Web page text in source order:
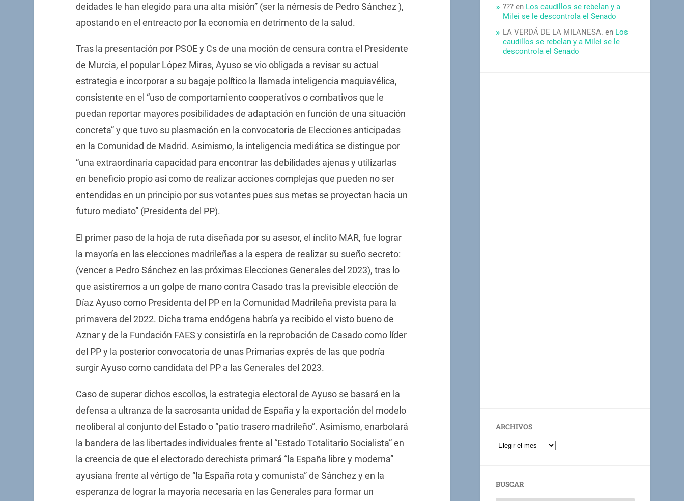
deidades le han elegido para una alta misión” (ser la némesis de Pedro Sánchez ),
apostando en el entreacto por la economía en detrimento de la salud.
Tras la presentación por PSOE y Cs de una moción de censura contra el Presidente
de Murcia, el popular López Miras, Ayuso se vio obligada a revisar su actual
estrategia e incorporar a su bagaje político la llamada inteligencia maquiavélica,
consistente en el “uso de comportamiento cooperativos o combativos que le
puedan reportar mayores posibilidades de adaptación en función de una situación
concreta” y que tuvo su plasmación en la convocatoria de Elecciones anticipadas
en la Comunidad de Madrid. Asimismo, la inteligencia mediática se distingue por
“una extraordinaria capacidad para encontrar las debilidades ajenas y utilizarlas
en beneficio propio así como de realizar acciones complejas que pueden no ser
entendidas en un principio por sus votantes pues sus metas se proyectan hacia un
futuro mediato” (Presidenta del PP).
El primer paso de la hoja de ruta diseñada por su asesor, el ínclito MAR, fue lograr
la mayoría en las elecciones madrileñas a la espera de realizar su sueño secreto:
(vencer a Pedro Sánchez en las próximas Elecciones Generales del 2023), tras lo
que asistiremos a un golpe de mano contra Casado tras la previsible elección de
Díaz Ayuso como Presidenta del PP en la Comunidad Madrileña prevista para la
primavera del 2022. Dicha trama endógena habría ya recibido el visto bueno de
Aznar y de la Fundación FAES y consistiría en la reprobación de Casado como líder
del PP y la posterior convocatoria de unas Primarias exprés de las que podría
surgir Ayuso como candidata del PP a las Generales del 2023.
Caso de superar dichos escollos, la estrategia electoral de Ayuso se basará en la
defensa a ultranza de la sacrosanta unidad de España y la exportación del modelo
neoliberal al conjunto del Estado o “patio trasero madrileño”. Asimismo, enarbolará
la bandera de las libertades individuales frente al “Estado Totalitario Socialista” en
la creencia de que el electorado derechista primará “la España libre y moderna”
ayusiana frente al vértigo de “la España rota y comunista” de Sánchez y en la
esperanza de lograr la mayoría necesaria en las Generales para formar un
??? en Los caudillos se rebelan y a
Milei se le descontrola el Senado
LA VERDÁ DE LA MILANESA. en Los
caudillos se rebelan y a Milei se le
descontrola el Senado
ARCHIVOS
BUSCAR